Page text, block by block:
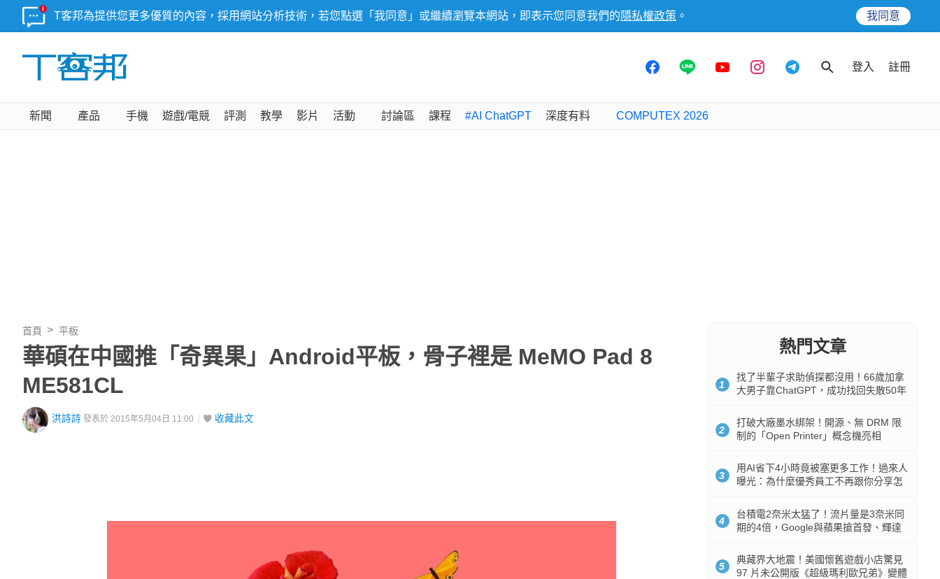
T客邦為提供您更多優質的內容，採用網站分析技術，若您點選「我同意」或繼續瀏覽本網站，即表示您同意我們的 隱私權政策 。 我同意
登入 註冊
新聞 產品 手機 遊戲/電競 評測 教學 影片 活動 討論區 課程 #AI ChatGPT 深度有料 COMPUTEX 2026
首頁 平板
華碩在中國推「奇異果」Android平板，骨子裡是 MeMO Pad 8
ME581CL
洪詩詩 發表於 2015年5月04日 11:00 收藏此文
熱門文章
1
找了半輩子求助偵探都沒用！66歲加拿
大男子靠ChatGPT，成功找回失散50年
2
打破大廠墨水綁架！開源、無 DRM 限
制的「Open Printer」概念機亮相
3
用AI省下4小時竟被塞更多工作！過來人
曝光：為什麼優秀員工不再跟你分享怎
4
台積電2奈米太猛了！流片量是3奈米同
期的4倍，Google與蘋果搶首發、輝達
5
典藏界大地震！美國懷舊遊戲小店驚見
97 片未公開版《超級瑪利歐兄弟》變體